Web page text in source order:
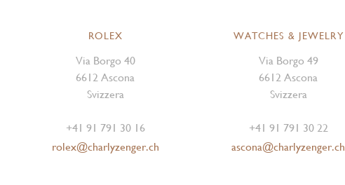
ROLEX
Via Borgo 40
6612 Ascona
Svizzera
+41 91 791 30 16
rolex@charlyzenger.ch
WATCHES & JEWELRY
Via Borgo 49
6612 Ascona
Svizzera
+41 91 791 30 22
ascona@charlyzenger.ch